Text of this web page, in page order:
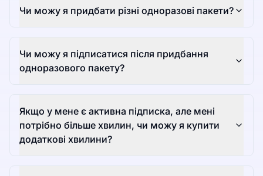
Чи можу я придбати різні одноразові пакети?
Чи можу я підписатися після придбання
одноразового пакету?
Якщо у мене є активна підписка, але мені
потрібно більше хвилин, чи можу я купити
додаткові хвилини?